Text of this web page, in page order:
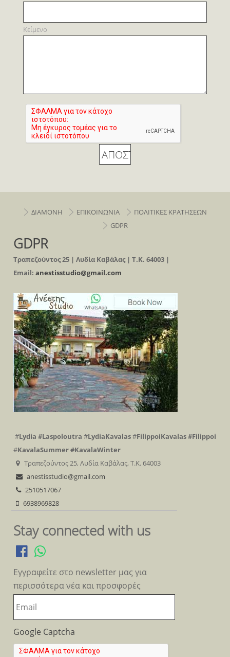
Κείμενο
ΔΙΑΜΟΝΗ ΕΠΙΚΟΙΝΩΝΙΑ
ΠΟΛΙΤΙΚΕΣ ΚΡΑΤΗΣΕΩΝ
GDPR
GDPR
Τραπεζούντος 25 | Λυδία Καβάλας | Τ.Κ. 64003 |
Email:anestisstudio@gmail.com
#Lydia #Laspoloutra#LydiaKavalas#FilippoiKavalas#Filippoi
#KavalaSummer#KavalaWinter
Τραπεζούντος 25, Λυδία Καβάλας, Τ.Κ. 64003
anestisstudio@gmail.com
2510517067
6938969828
Stay connected with us
Εγγραφείτε στο newsletter μας για
περισσότερα νέα και προσφορές
Google Captcha